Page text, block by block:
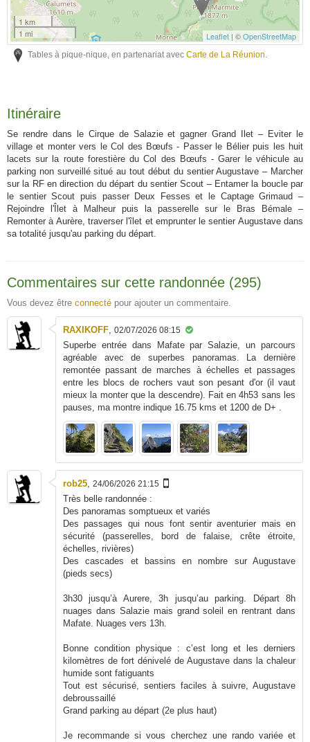
1 km
1 mi
Leaflet | ©OpenStreetMap
Tables à pique-nique, en partenariat avecCarte de La Réunion.
Itinéraire
Se rendre dans le Cirque de Salazie et gagner Grand Ilet – Eviter le
village et monter vers le Col des Bœufs - Passer le Bélier puis les huit
lacets sur la route forestière du Col des Bœufs - Garer le véhicule au
parking non surveillé situé au tout début du sentier Augustave – Marcher
sur la RF en direction du départ du sentier Scout – Entamer la boucle par
le sentier Scout puis passer Deux Fesses et le Captage Grimaud –
Rejoindre l'Îlet à Malheur puis la passerelle sur le Bras Bémale –
Remonter à Aurère, traverser l'îlet et emprunter le sentier Augustave dans
sa totalité jusqu'au parking du départ.
Commentaires sur cette randonnée (295)
Vous devez être connecté pour ajouter un commentaire.
RAXIKOFF, 02/07/2026 08:15
Superbe entrée dans Mafate par Salazie, un parcours
agréable avec de superbes panoramas. La dernière
remontée passant de marches à échelles et passages
entre les blocs de rochers vaut son pesant d'or (il vaut
mieux la monter que la descendre). Fait en 4h53 sans les
pauses, ma montre indique 16.75 kms et 1200 de D+ .
rob25, 24/06/2026 21:15
Très belle randonnée :
Des panoramas somptueux et variés
Des passages qui nous font sentir aventurier mais en
sécurité (passerelles, bord de falaise, crête étroite,
échelles, rivières)
Des cascades et bassins en nombre sur Augustave
(pieds secs)
3h30 jusqu’à Aurere, 3h jusqu’au parking. Départ 8h
nuages dans Salazie mais grand soleil en rentrant dans
Mafate. Nuages vers 13h.
Bonne condition physique : c’est long et les derniers
kilomètres de fort dénivelé de Augustave dans la chaleur
humide sont fatiguants
Tout est sécurisé, sentiers faciles à suivre, Augustave
debroussaillé
Grand parking au départ (2e plus haut)
Je recommande si vous cherchez une rando variée et